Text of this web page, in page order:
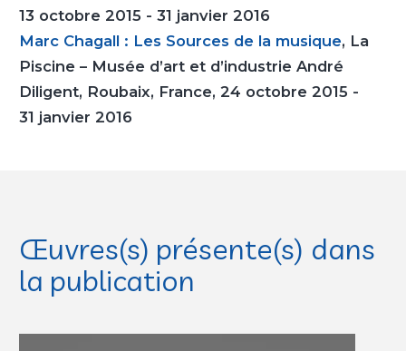
13 octobre 2015 - 31 janvier 2016
Marc Chagall : Les Sources de la musique, La
Piscine – Musée d’art et d’industrie André
Diligent, Roubaix, France, 24 octobre 2015 -
31 janvier 2016
Œuvres(s) présente(s) dans
la publication